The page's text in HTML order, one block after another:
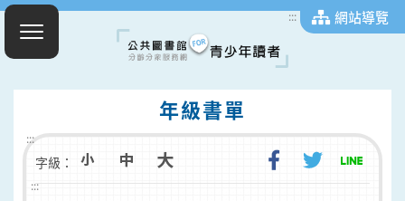
::: 網站導覽
年級書單
:::
字級：
:::